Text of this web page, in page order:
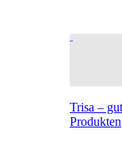
Trisa –
Produkten